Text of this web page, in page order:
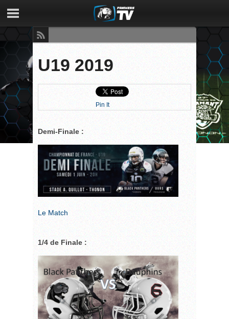
U19 2019
Pin It
Demi-Finale :
Le Match
1/4 de Finale :